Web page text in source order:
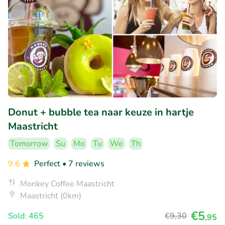
Donut + bubble tea naar keuze in hartje
Maastricht
Tomorrow Su Mo Tu We
Th
9.6
Perfect • 7 reviews
Monkey Coffee Maastricht
Maastricht (0km)
Sold: 465
€9,30 €5,95